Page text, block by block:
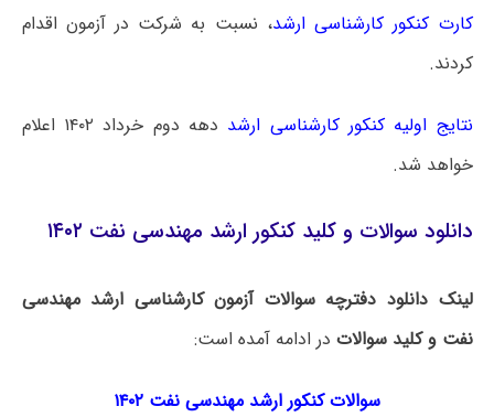
کارت کنکور کارشناسی ارشد، نسبت به شرکت در آزمون اقدام
کردند.
نتایج اولیه کنکور کارشناسی ارشد
دهه دوم خرداد ۱۴۰۲ اعلام
خواهد شد.
دانلود سوالات و کلید کنکور ارشد مهندسی نفت ۱۴۰۲
لینک دانلود دفترچه سوالات آزمون کارشناسی ارشد مهندسی
نفت و کلید سوالات در ادامه آمده است:
سوالات کنکور ارشد مهندسی نفت ۱۴۰۲